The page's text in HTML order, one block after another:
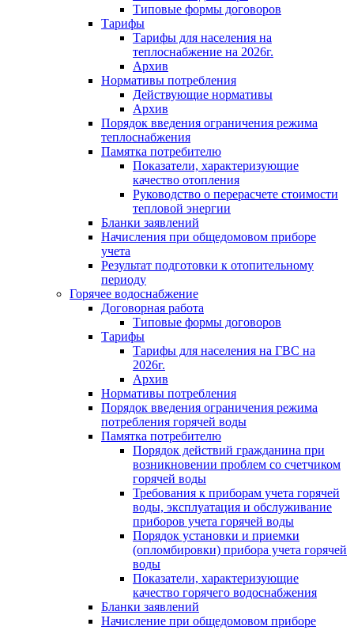
Типовые формы договоров
Тарифы
Тарифы для населения на
теплоснабжение на 2026г.
Архив
Нормативы потребления
Действующие нормативы
Архив
Порядок введения ограничения режима
теплоснабжения
Памятка потребителю
Показатели, характеризующие
качество отопления
Руководство о перерасчете стоимости
тепловой энергии
Бланки заявлений
Начисления при общедомовом приборе
учета
Результат подготовки к отопительному
периоду
Горячее водоснабжение
Договорная работа
Типовые формы договоров
Тарифы
Тарифы для населения на ГВС на
2026г.
Архив
Нормативы потребления
Порядок введения ограничения режима
потребления горячей воды
Памятка потребителю
Порядок действий гражданина при
возникновении проблем со счетчиком
горячей воды
Требования к приборам учета горячей
воды, эксплуатация и обслуживание
приборов учета горячей воды
Порядок установки и приемки
(опломбировки) прибора учета горячей
воды
Показатели, характеризующие
качество горячего водоснабжения
Бланки заявлений
Начисление при общедомовом приборе